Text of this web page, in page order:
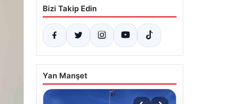
Bizi Takip Edin
Yan Manşet